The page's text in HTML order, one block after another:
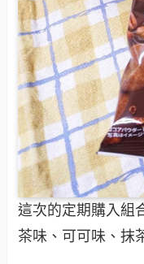
這次的定期購入組
茶味、可可味、抹